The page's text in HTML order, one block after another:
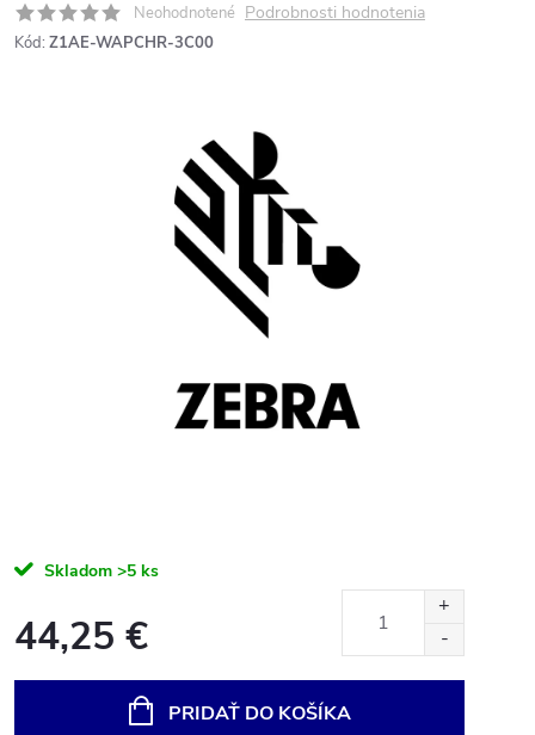
Neohodnotené Podrobnosti hodnotenia
Kód: Z1AE-WAPCHR-3C00
Skladom >5 ks
44,25 €
PRIDAŤ DO KOŠÍKA